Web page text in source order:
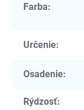
Farba:
Určenie:
Osadenie:
Rýdzosť: